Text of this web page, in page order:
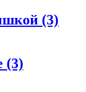
(3)
(3)